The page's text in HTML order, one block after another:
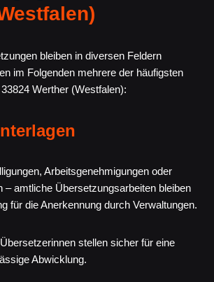
bleiben in diversen Feldern
im Folgenden mehrere der häufigsten
Werther (Westfalen):
Arbeitsgenehmigungen oder
– amtliche Übersetzungsarbeiten bleiben
für die Anerkennung durch Verwaltungen.
stellen sicher für eine
Abwicklung.